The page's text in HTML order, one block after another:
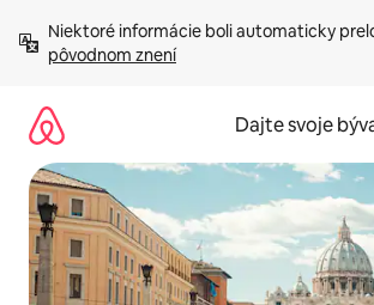
obsah.
Niektoré informácie boli automaticky
pôvodnom znení
Dajte svoje